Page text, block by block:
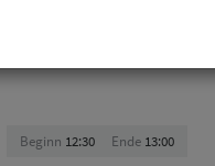
Beginn 12:30 Ende 13:00